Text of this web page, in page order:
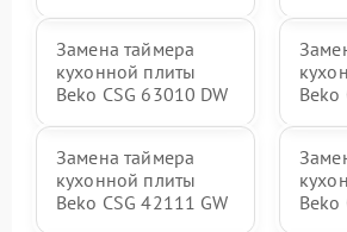
Замена таймера
кухонной плиты
Beko CSG 63010 DW
Beko
Замена таймера
кухонной плиты
Beko CSG 42111 GW
Beko